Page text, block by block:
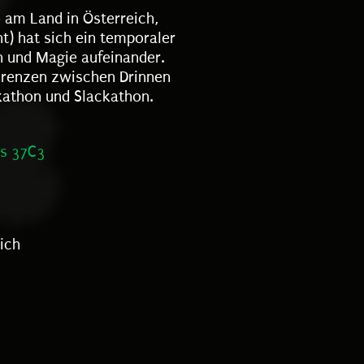
Land in Österreich,
hat sich ein temporaler
Magie aufeinander.
zwischen Drinnen
und Slackathon.
37C3